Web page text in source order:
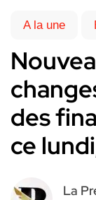
A la une
des
ce
La